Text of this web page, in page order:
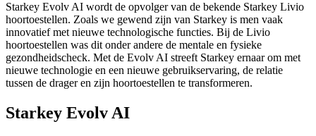
Starkey Evolv AI wordt de opvolger van de bekende Starkey Livio
hoortoestellen. Zoals we gewend zijn van Starkey is men vaak
innovatief met nieuwe technologische functies. Bij de Livio
hoortoestellen was dit onder andere de mentale en fysieke
gezondheidscheck. Met de Evolv AI streeft Starkey ernaar om met
nieuwe technologie en een nieuwe gebruikservaring, de relatie
tussen de drager en zijn hoortoestellen te transformeren.
Starkey Evolv AI